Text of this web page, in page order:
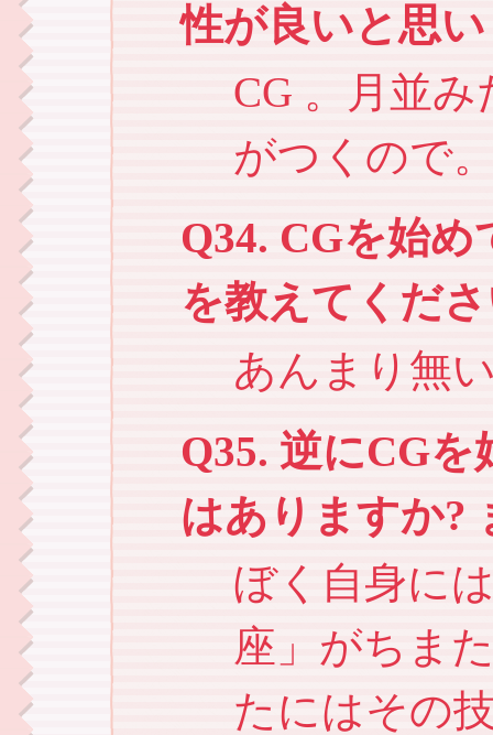
性が良いと思
CG 。月並
がつくので
Q34. CGを始
を教えてくだ
あんまり無
Q35. 逆にCG
はありますか?
ぼく自身に
座」がちま
たにはその